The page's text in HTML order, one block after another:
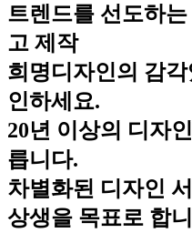
트렌드를 선도하
고 제작
희명디자인의 감
인하세요.
20년 이상의 디자
릅니다.
차별화된 디자인
상생을 목표로 합